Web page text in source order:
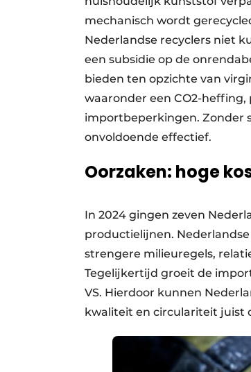
mechanisch wordt
Nederlandse recyclers niet
een subsidie op de
bieden ten opzichte van
waaronder een CO2-
importbeperkingen. Zonder
onvoldoende effectief.
Oorzaken: hoge
In 2024 gingen zeven
productielijnen.
strengere milieuregels,
Tegelijkertijd groeit de
VS. Hierdoor kunnen
kwaliteit en circulariteit juist